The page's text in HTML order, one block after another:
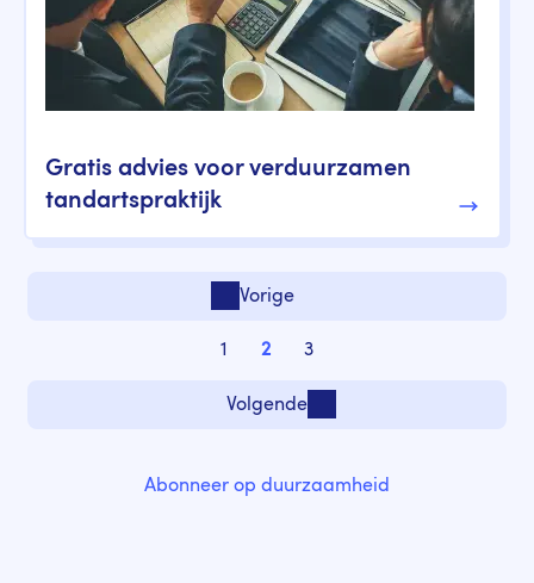
Gratis advies voor verduurzamen
tandartspraktijk
Vorige
1
2
3
Volgende pagina
Volgende
Abonneer op duurzaamheid